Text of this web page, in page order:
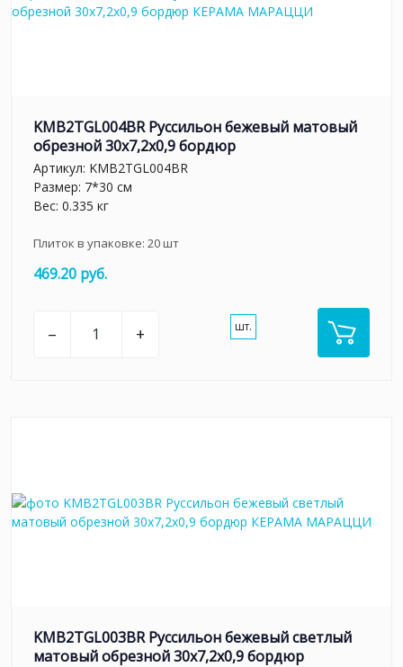
KMB2TGL004BR Руссильон бежевый матовый
обрезной 30x7,2x0,9 бордюр
Артикул: KMB2TGL004BR
Размер: 7*30 см
Вес: 0.335 кг
Плиток в упаковке: 20шт
469.20 руб.
– + шт.
KMB2TGL003BR Руссильон бежевый светлый
матовый обрезной 30x7,2x0,9 бордюр